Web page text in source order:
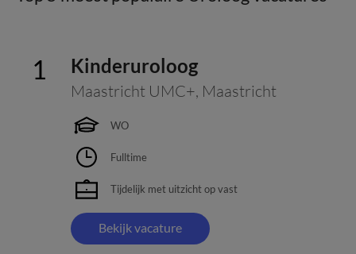
Kinderuroloog
Maastricht UMC+, Maastricht
WO
Fulltime
Tijdelijk met uitzicht op vast
Bekijk vacature